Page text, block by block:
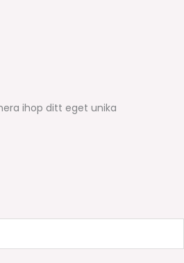
ihop ditt eget unika